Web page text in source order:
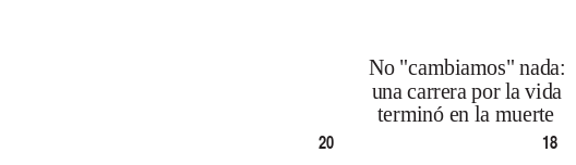
No "cambiamos" nada:
una carrera por la vida
terminó en la muerte
20 18